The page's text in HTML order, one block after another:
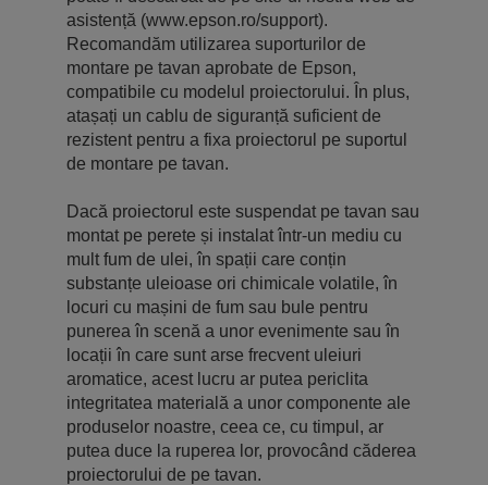
asistență (www.epson.ro/support).
Recomandăm utilizarea suporturilor de
montare pe tavan aprobate de Epson,
compatibile cu modelul proiectorului. În plus,
atașați un cablu de siguranță suficient de
rezistent pentru a fixa proiectorul pe suportul
de montare pe tavan.
Dacă proiectorul este suspendat pe tavan sau
montat pe perete și instalat într-un mediu cu
mult fum de ulei, în spații care conțin
substanțe uleioase ori chimicale volatile, în
locuri cu mașini de fum sau bule pentru
punerea în scenă a unor evenimente sau în
locații în care sunt arse frecvent uleiuri
aromatice, acest lucru ar putea periclita
integritatea materială a unor componente ale
produselor noastre, ceea ce, cu timpul, ar
putea duce la ruperea lor, provocând căderea
proiectorului de pe tavan.